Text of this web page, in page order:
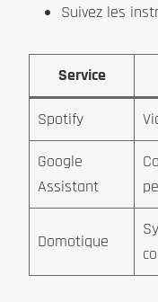
Suivez les
Service
Spotify
Google
Assistant
Domotique